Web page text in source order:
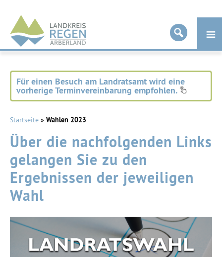
Landkreis
Regen
Für einen Besuch am Landratsamt wird eine
vorherige Terminvereinbarung empfohlen.
Startseite » Wahlen 2023
Über die nachfolgenden Links
gelangen Sie zu den
Ergebnissen der jeweiligen
Wahl